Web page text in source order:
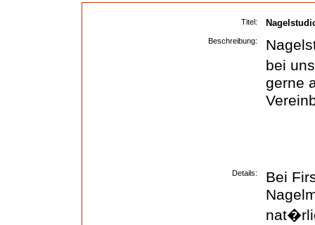
Titel:
Beschreibung:
bei
gerne
Details:
Bei